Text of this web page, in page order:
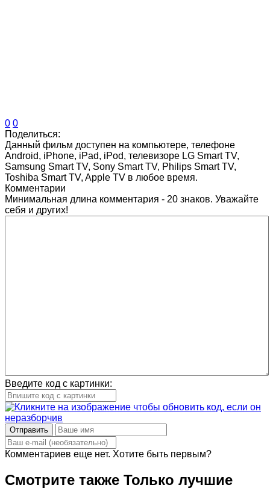
0 0
Поделиться:
Данный фильм доступен на компьютере, телефоне
Android, iPhone, iPad, iPod, телевизоре LG Smart TV,
Samsung Smart TV, Sony Smart TV, Philips Smart TV,
Toshiba Smart TV, Apple TV в любое время.
Комментарии
Минимальная длина комментария - 20 знаков. Уважайте
себя и других!
Введите код с картинки:
Отправить
Комментариев еще нет. Хотите быть первым?
Смотрите также Только лучшие